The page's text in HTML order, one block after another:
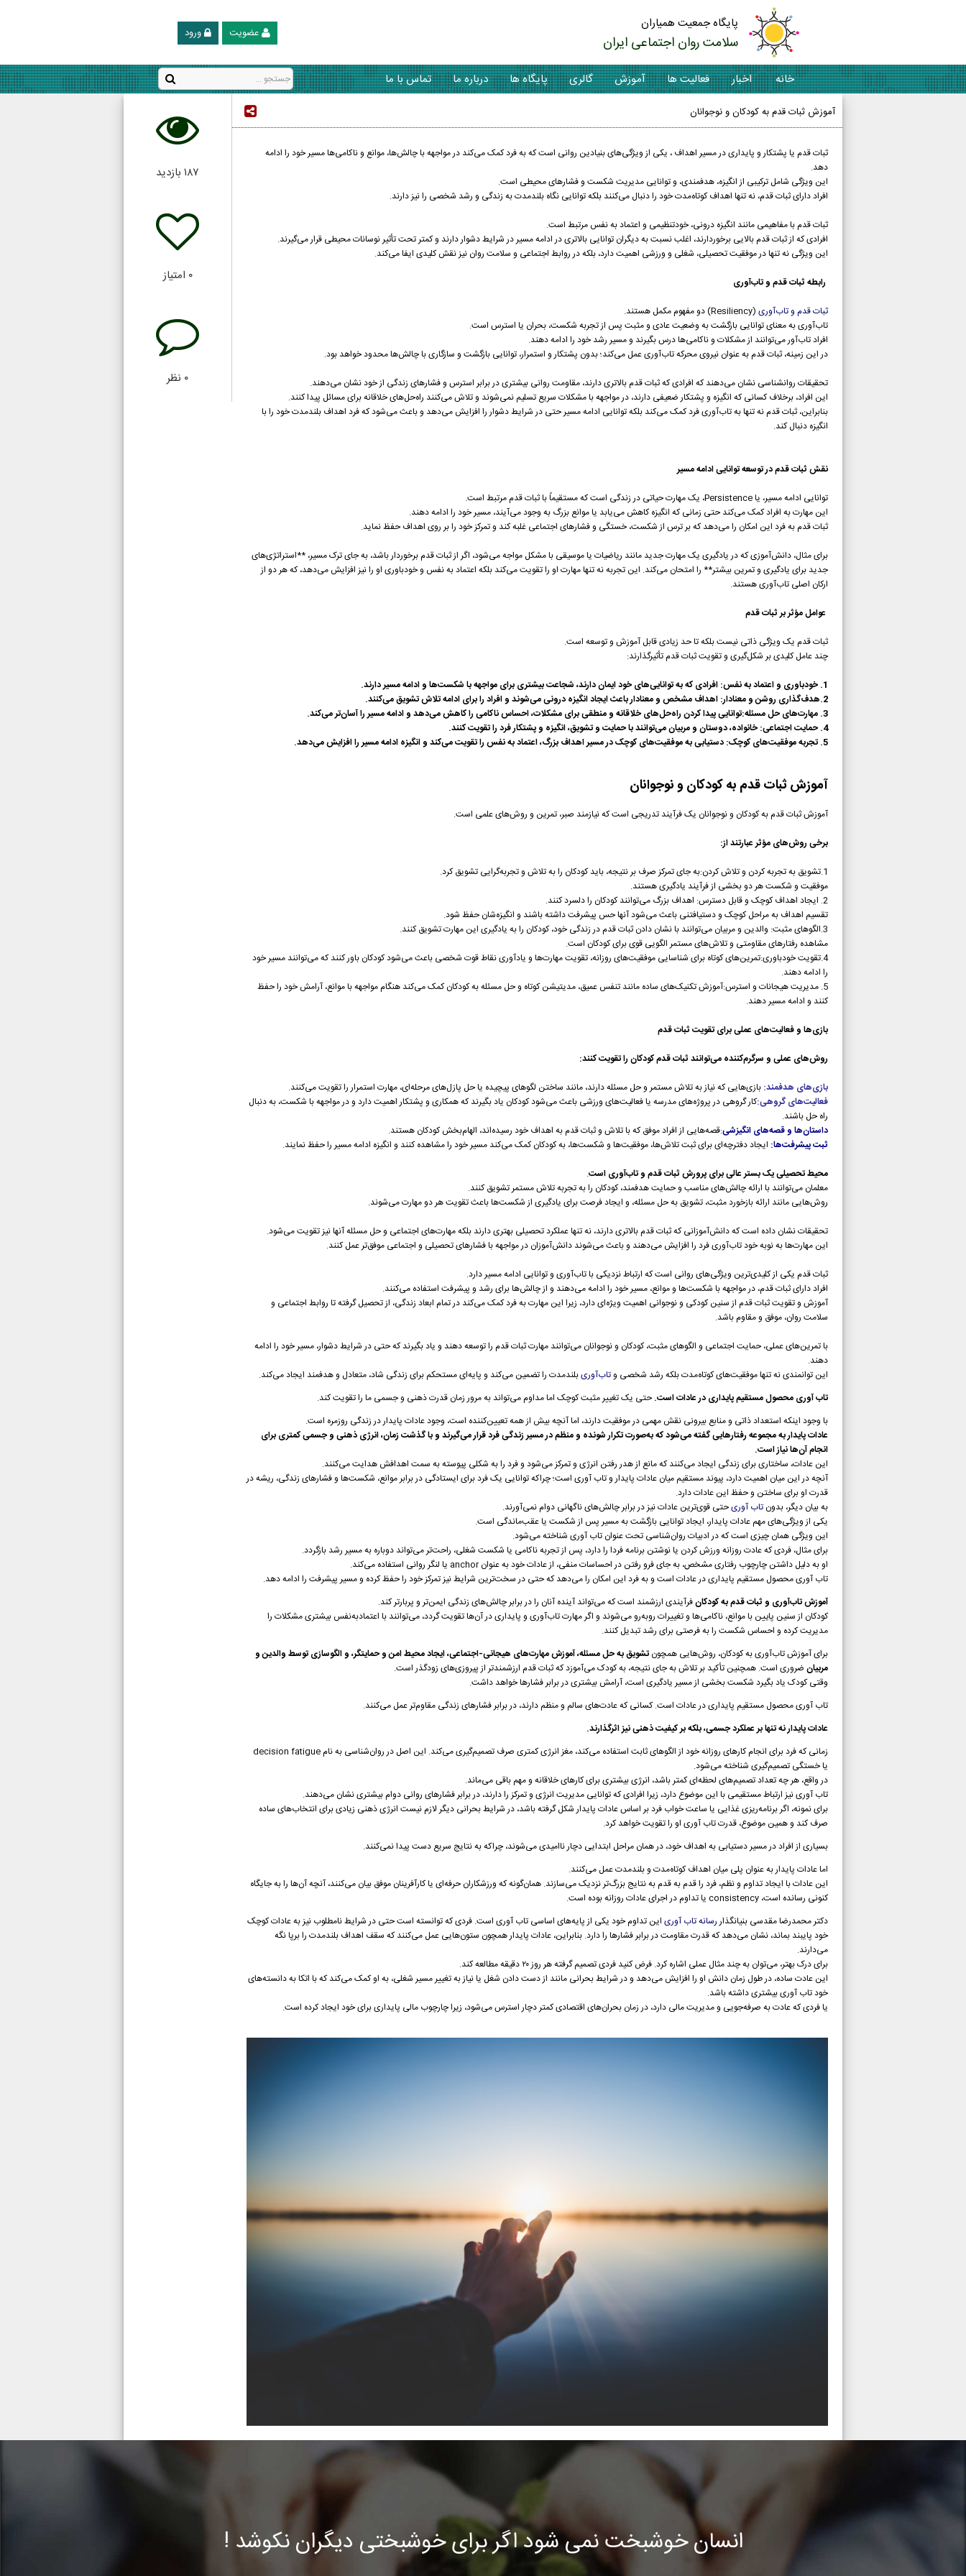
پایگاه جمعیت همیاران
سلامت روان اجتماعی ایران ورود عضویت
خانه اخبار فعالیت ها آموزش گالری پایگاه ها درباره ما تماس با ما
آموزش ثبات قدم به کودکان و نوجوانان
ثبات قدم یا پشتکار و پایداری در مسیر اهداف ، یکی از ویژگی‌های بنیادین روانی است که به فرد کمک می‌کند در مواجهه با چالش‌ها، موانع و ناکامی‌ها مسیر خود را ادامه
دهد.
این ویژگی شامل ترکیبی از انگیزه، هدفمندی، و توانایی مدیریت شکست و فشارهای محیطی است.
افراد دارای ثبات قدم، نه تنها اهداف کوتاه‌مدت خود را دنبال می‌کنند بلکه توانایی نگاه بلندمدت به زندگی و رشد شخصی را نیز دارند.
ثبات قدم با مفاهیمی مانند انگیزه درونی، خودتنظیمی و اعتماد به نفس مرتبط است.
افرادی که از ثبات قدم بالایی برخوردارند، اغلب نسبت به دیگران توانایی بالاتری در ادامه مسیر در شرایط دشوار دارند و کمتر تحت تأثیر نوسانات محیطی قرار می‌گیرند.
این ویژگی نه تنها در موفقیت تحصیلی، شغلی و ورزشی اهمیت دارد، بلکه در روابط اجتماعی و سلامت روان نیز نقش کلیدی ایفا می‌کند.
رابطه ثبات قدم و تاب‌آوری
ثبات قدم و تاب‌آوری (Resiliency) دو مفهوم مکمل هستند.
تاب‌آوری به معنای توانایی بازگشت به وضعیت عادی و مثبت پس از تجربه شکست، بحران یا استرس است.
افراد تاب‌آور می‌توانند از مشکلات و ناکامی‌ها درس بگیرند و مسیر رشد خود را ادامه دهند.
در این زمینه، ثبات قدم به عنوان نیروی محرکه تاب‌آوری عمل می‌کند؛ بدون پشتکار و استمرار، توانایی بازگشت و سازگاری با چالش‌ها محدود خواهد بود.
تحقیقات روانشناسی نشان می‌دهند که افرادی که ثبات قدم بالاتری دارند، مقاومت روانی بیشتری در برابر استرس و فشارهای زندگی از خود نشان می‌دهند.
این افراد، برخلاف کسانی که انگیزه و پشتکار ضعیفی دارند، در مواجهه با مشکلات سریع تسلیم نمی‌شوند و تلاش می‌کنند راه‌حل‌های خلاقانه برای مسائل پیدا کنند.
بنابراین، ثبات قدم نه تنها به تاب‌آوری فرد کمک می‌کند بلکه توانایی ادامه مسیر حتی در شرایط دشوار را افزایش می‌دهد و باعث می‌شود که فرد اهداف بلندمدت خود را با
انگیزه دنبال کند.
نقش ثبات قدم در توسعه توانایی ادامه مسیر
توانایی ادامه مسیر، یا Persistence، یک مهارت حیاتی در زندگی است که مستقیماً با ثبات قدم مرتبط است.
این مهارت به افراد کمک می‌کند حتی زمانی که انگیزه کاهش می‌یابد یا موانع بزرگ به وجود می‌آیند، مسیر خود را ادامه دهند.
ثبات قدم به فرد این امکان را می‌دهد که بر ترس از شکست، خستگی و فشارهای اجتماعی غلبه کند و تمرکز خود را بر روی اهداف حفظ نماید.
برای مثال، دانش‌آموزی که در یادگیری یک مهارت جدید مانند ریاضیات یا موسیقی با مشکل مواجه می‌شود، اگر از ثبات قدم برخوردار باشد، به جای ترک مسیر، **استراتژی‌های
جدید برای یادگیری و تمرین بیشتر** را امتحان می‌کند. این تجربه نه تنها مهارت او را تقویت می‌کند بلکه اعتماد به نفس و خودباوری او را نیز افزایش می‌دهد، که هر دو از
ارکان اصلی تاب‌آوری هستند.
عوامل مؤثر بر ثبات قدم
ثبات قدم یک ویژگی ذاتی نیست بلکه تا حد زیادی قابل آموزش و توسعه است.
چند عامل کلیدی بر شکل‌گیری و تقویت ثبات قدم تأثیرگذارند:
1. خودباوری و اعتماد به نفس: افرادی که به توانایی‌های خود ایمان دارند، شجاعت بیشتری برای مواجهه با شکست‌ها و ادامه مسیر دارند.
2.هدف‌گذاری روشن و معنادار: اهداف مشخص و معنادار باعث ایجاد انگیزه درونی می‌شوند و افراد را برای ادامه تلاش تشویق می‌کنند.
3. مهارت‌های حل مسئله:توانایی پیدا کردن راه‌حل‌های خلاقانه و منطقی برای مشکلات، احساس ناکامی را کاهش می‌دهد و ادامه مسیر را آسان‌تر می‌کند.
4. حمایت اجتماعی: خانواده، دوستان و مربیان می‌توانند با حمایت و تشویق، انگیزه و پشتکار فرد را تقویت کنند.
5. تجربه موفقیت‌های کوچک: دستیابی به موفقیت‌های کوچک در مسیر اهداف بزرگ، اعتماد به نفس را تقویت می‌کند و انگیزه ادامه مسیر را افزایش می‌دهد.
آموزش ثبات قدم به کودکان و نوجوانان
آموزش ثبات قدم به کودکان و نوجوانان یک فرآیند تدریجی است که نیازمند صبر، تمرین و روش‌های علمی است.
برخی روش‌های مؤثر عبارتند از:
1.تشویق به تجربه کردن و تلاش کردن:به جای تمرکز صرف بر نتیجه، باید کودکان را به تلاش و تجربه‌گرایی تشویق کرد.
موفقیت و شکست هر دو بخشی از فرآیند یادگیری هستند.
2. ایجاد اهداف کوچک و قابل دسترس: اهداف بزرگ می‌توانند کودکان را دلسرد کنند.
تقسیم اهداف به مراحل کوچک و دستیافتنی باعث می‌شود آنها حس پیشرفت داشته باشند و انگیزه‌شان حفظ شود.
3.الگوهای مثبت: والدین و مربیان می‌توانند با نشان دادن ثبات قدم در زندگی خود، کودکان را به یادگیری این مهارت تشویق کنند.
مشاهده رفتارهای مقاومتی و تلاش‌های مستمر الگویی قوی برای کودکان است.
4.تقویت خودباوری:تمرین‌های کوتاه برای شناسایی موفقیت‌های روزانه، تقویت مهارت‌ها و یادآوری نقاط قوت شخصی باعث می‌شود کودکان باور کنند که می‌توانند مسیر خود
را ادامه دهند.
5. مدیریت هیجانات و استرس:آموزش تکنیک‌های ساده مانند تنفس عمیق، مدیتیشن کوتاه و حل مسئله به کودکان کمک می‌کند هنگام مواجهه با موانع، آرامش خود را حفظ
کنند و ادامه مسیر دهند.
بازی‌ها و فعالیت‌های عملی برای تقویت ثبات قدم
روش‌های عملی و سرگرم‌کننده می‌توانند ثبات قدم کودکان را تقویت کنند:
بازی‌های هدفمند: بازی‌هایی که نیاز به تلاش مستمر و حل مسئله دارند، مانند ساختن لگوهای پیچیده یا حل پازل‌های مرحله‌ای، مهارت استمرار را تقویت می‌کنند.
فعالیت‌های گروهی:کار گروهی در پروژه‌های مدرسه یا فعالیت‌های ورزشی باعث می‌شود کودکان یاد بگیرند که همکاری و پشتکار اهمیت دارد و در مواجهه با شکست، به دنبال
راه حل باشند.
داستان‌ها و قصه‌های انگیزشی:قصه‌هایی از افراد موفق که با تلاش و ثبات قدم به اهداف خود رسیده‌اند، الهام‌بخش کودکان هستند.
ثبت پیشرفت‌ها: ایجاد دفترچه‌ای برای ثبت تلاش‌ها، موفقیت‌ها و شکست‌ها، به کودکان کمک می‌کند مسیر خود را مشاهده کنند و انگیزه ادامه مسیر را حفظ نمایند.
محیط تحصیلی یک بستر عالی برای پرورش ثبات قدم و تاب‌آوری است.
معلمان می‌توانند با ارائه چالش‌های مناسب و حمایت هدفمند، کودکان را به تجربه تلاش مستمر تشویق کنند.
روش‌هایی مانند ارائه بازخورد مثبت، تشویق به حل مسئله، و ایجاد فرصت برای یادگیری از شکست‌ها باعث تقویت هر دو مهارت می‌شوند.
تحقیقات نشان داده است که دانش‌آموزانی که ثبات قدم بالاتری دارند، نه تنها عملکرد تحصیلی بهتری دارند بلکه مهارت‌های اجتماعی و حل مسئله آنها نیز تقویت می‌شود.
این مهارت‌ها به نوبه خود تاب‌آوری فرد را افزایش می‌دهند و باعث می‌شوند دانش‌آموزان در مواجهه با فشارهای تحصیلی و اجتماعی موفق‌تر عمل کنند.
ثبات قدم یکی از کلیدی‌ترین ویژگی‌های روانی است که ارتباط نزدیکی با تاب‌آوری و توانایی ادامه مسیر دارد.
افراد دارای ثبات قدم، در مواجهه با شکست‌ها و موانع، مسیر خود را ادامه می‌دهند و از چالش‌ها برای رشد و پیشرفت استفاده می‌کنند.
آموزش و تقویت ثبات قدم از سنین کودکی و نوجوانی اهمیت ویژه‌ای دارد، زیرا این مهارت به فرد کمک می‌کند در تمام ابعاد زندگی، از تحصیل گرفته تا روابط اجتماعی و
سلامت روان، موفق و مقاوم باشد.
با تمرین‌های عملی، حمایت اجتماعی و الگوهای مثبت، کودکان و نوجوانان می‌توانند مهارت ثبات قدم را توسعه دهند و یاد بگیرند که حتی در شرایط دشوار، مسیر خود را ادامه
دهند.
این توانمندی نه تنها موفقیت‌های کوتاه‌مدت بلکه رشد شخصی وتاب‌آوریبلندمدت را تضمین می‌کند و پایه‌ای مستحکم برای زندگی شاد، متعادل و هدفمند ایجاد می‌کند.
تاب آوری محصول مستقیم پایداری در عادات است. حتی یک تغییر مثبت کوچک اما مداوم می‌تواند به مرور زمان قدرت ذهنی و جسمی ما را تقویت کند.
با وجود اینکه استعداد ذاتی و منابع بیرونی نقش مهمی در موفقیت دارند، اما آنچه بیش از همه تعیین‌کننده است، وجود عادات پایدار در زندگی روزمره است.
عادات پایدار به مجموعه رفتارهایی گفته می‌شود که به‌صورت تکرار شونده و منظم در مسیر زندگی فرد قرار می‌گیرند و با گذشت زمان، انرژی ذهنی و جسمی کمتری برای
انجام آن‌ها نیاز است.
این عادات، ساختاری برای زندگی ایجاد می‌کنند که مانع از هدر رفتن انرژی و تمرکز می‌شود و فرد را به شکلی پیوسته به سمت اهدافش هدایت می‌کنند.
آنچه در این میان اهمیت دارد، پیوند مستقیم میان عادات پایدار و تاب آوری است؛ چراکه توانایی یک فرد برای ایستادگی در برابر موانع، شکست‌ها و فشارهای زندگی، ریشه در
قدرت او برای ساختن و حفظ این عادات دارد.
به بیان دیگر، بدون تاب آوریحتی قوی‌ترین عادات نیز در برابر چالش‌های ناگهانی دوام نمی‌آورند.
یکی از ویژگی‌های مهم عادات پایدار، ایجاد توانایی بازگشت به مسیر پس از شکست یا عقب‌ماندگی است.
این ویژگی همان چیزی است که در ادبیات روان‌شناسی تحت عنوان تاب آوری شناخته می‌شود.
برای مثال، فردی که عادت روزانه ورزش کردن یا نوشتن برنامه فردا را دارد، پس از تجربه ناکامی یا شکست شغلی، راحت‌تر می‌تواند دوباره به مسیر رشد بازگردد.
او به دلیل داشتن چارچوب رفتاری مشخص، به جای فرو رفتن در احساسات منفی، از عادات خود به عنوان anchor یا لنگر روانی استفاده می‌کند.
تاب آوری محصول مستقیم پایداری در عادات است و به فرد این امکان را می‌دهد که حتی در سخت‌ترین شرایط نیز تمرکز خود را حفظ کرده و مسیر پیشرفت را ادامه دهد.
آموزش تاب‌آوری و ثبات قدم به کودکانفرآیندی ارزشمند است که می‌تواند آینده آنان را در برابر چالش‌های زندگی ایمن‌تر و پربارتر کند.
کودکان از سنین پایین با موانع، ناکامی‌ها و تغییرات روبه‌رو می‌شوند و اگر مهارت تاب‌آوری و پایداری در آن‌ها تقویت گردد، می‌توانند با اعتمادبه‌نفس بیشتری مشکلات را
مدیریت کرده و احساس شکست را به فرصتی برای رشد تبدیل کنند.
برای آموزش تاب‌آوری به کودکان، روش‌هایی همچون تشویق به حل مسئله، آموزش مهارت‌های هیجانی-اجتماعی، ایجاد محیط امن و حمایتگر، و الگوسازی توسط والدین و
مربیان ضروری است. همچنین تأکید بر تلاش به جای نتیجه، به کودک می‌آموزد که ثبات قدم ارزشمندتر از پیروزی‌های زودگذر است.
وقتی کودک یاد بگیرد شکست بخشی از مسیر یادگیری است، آرامش بیشتری در برابر فشارها خواهد داشت.
تاب آوری محصول مستقیم پایداری در عادات است. کسانی که عادت‌های سالم و منظم دارند، در برابر فشارهای زندگی مقاوم‌تر عمل می‌کنند.
عادات پایدار نه تنها بر عملکرد جسمی، بلکه بر کیفیت ذهنی نیز اثرگذارند.
زمانی که فرد برای انجام کارهای روزانه خود از الگوهای ثابت استفاده می‌کند، مغز انرژی کمتری صرف تصمیم‌گیری می‌کند. این اصل در روان‌شناسی به نام decision fatigue
یا خستگی تصمیم‌گیری شناخته می‌شود.
در واقع، هر چه تعداد تصمیم‌های لحظه‌ای کمتر باشد، انرژی بیشتری برای کارهای خلاقانه و مهم باقی می‌ماند.
تاب آوری نیز ارتباط مستقیمی با این موضوع دارد، زیرا افرادی که توانایی مدیریت انرژی و تمرکز را دارند، در برابر فشارهای روانی دوام بیشتری نشان می‌دهند.
برای نمونه، اگر برنامه‌ریزی غذایی یا ساعت خواب فرد بر اساس عادات پایدار شکل گرفته باشد، در شرایط بحرانی دیگر لازم نیست انرژی ذهنی زیادی برای انتخاب‌های ساده
صرف کند و همین موضوع، قدرت تاب آوری او را تقویت خواهد کرد.
بسیاری از افراد در مسیر دستیابی به اهداف خود، در همان مراحل ابتدایی دچار ناامیدی می‌شوند، چراکه به نتایج سریع دست پیدا نمی‌کنند.
اما عادات پایدار به عنوان پلی میان اهداف کوتاه‌مدت و بلندمدت عمل می‌کنند.
این عادات با ایجاد تداوم و نظم، فرد را قدم به قدم به نتایج بزرگ‌تر نزدیک می‌سازند. همان‌گونه که ورزشکاران حرفه‌ای یا کارآفرینان موفق بیان می‌کنند، آنچه آن‌ها را به جایگاه
کنونی رسانده است، consistency یا تداوم در اجرای عادات روزانه بوده است.
دکتر محمدرضا مقدسی بنیانگذار رسانه تاب آوری این تداوم خود یکی از پایه‌های اساسی تاب آوری است. فردی که توانسته است حتی در شرایط نامطلوب نیز به عادات کوچک
خود پایبند بماند، نشان می‌دهد که قدرت مقاومت در برابر فشارها را دارد. بنابراین، عادات پایدار همچون ستون‌هایی عمل می‌کنند که سقف اهداف بلندمدت را برپا نگه
می‌دارند.
برای درک بهتر، می‌توان به چند مثال عملی اشاره کرد. فرض کنید فردی تصمیم گرفته هر روز ۲۰ دقیقه مطالعه کند.
این عادت ساده، در طول زمان دانش او را افزایش می‌دهد و در شرایط بحرانی مانند از دست دادن شغل یا نیاز به تغییر مسیر شغلی، به او کمک می‌کند که با اتکا به دانسته‌های
خود تاب آوری بیشتری داشته باشد.
یا فردی که عادت به صرفه‌جویی و مدیریت مالی دارد، در زمان بحران‌های اقتصادی کمتر دچار استرس می‌شود، زیرا چارچوب مالی پایداری برای خود ایجاد کرده است.
۱۸۷ بازدید
۰ امتیاز
۰ نظر
انسان خوشبخت نمی شود اگر برای خوشبختی دیگران نکوشد !